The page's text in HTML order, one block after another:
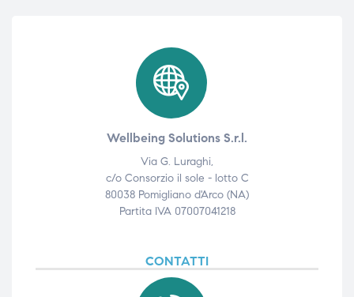
Wellbeing Solutions S.r.l.
Via G. Luraghi,
c/o Consorzio il sole - lotto C
80038 Pomigliano d'Arco (NA)
Partita IVA 07007041218
CONTATTI